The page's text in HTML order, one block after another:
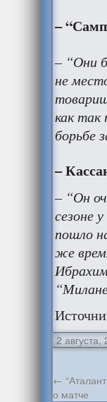
–
– “Они
не
как так
борьбе
–
– “Он
сезоне
пошло
же
2 августа,
←
о матче